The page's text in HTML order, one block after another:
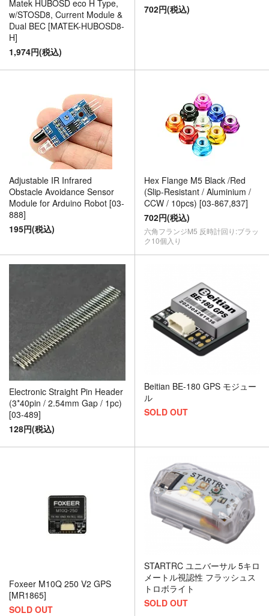
Matek HUBOSD eco H Type,
w/STOSD8, Current Module &
Dual BEC [MATEK-HUBOSD8-
H]
1,974円(税込)
702円(税込)
Adjustable IR Infrared
Obstacle Avoidance Sensor
Module for Arduino Robot [03-
888]
195円(税込)
Hex Flange M5 Black /Red
(Slip-Resistant / Aluminium /
CCW / 10pcs) [03-867,837]
702円(税込)
六角フランジM5 反時計回り:ブラッ
ク10個入り
Electronic Straight Pin Header
(3*40pin / 2.54mm Gap / 1pc)
[03-489]
128円(税込)
Beitian BE-180 GPS モジュー
ル
SOLD OUT
Foxeer M10Q 250 V2 GPS
[MR1865]
SOLD OUT
STARTRC ユニバーサル 5キロ
メートル視認性 フラッシュス
トロボライト
SOLD OUT